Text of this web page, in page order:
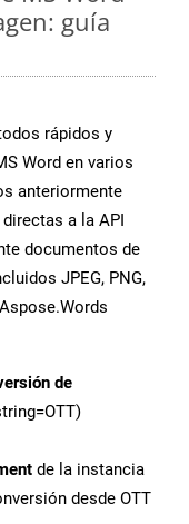
guía
rápidos y
Word en varios
anteriormente
a la API
documentos de
JPEG, PNG,
de
de la instancia
desde OTT